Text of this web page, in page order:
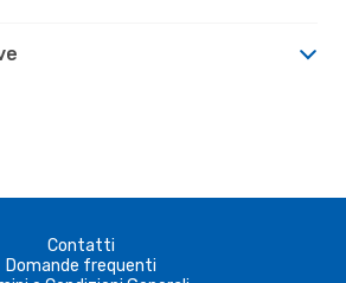
Contatti
Domande frequenti